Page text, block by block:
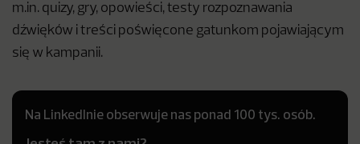
m.in. quizy, gry, opowieści, testy rozpoznawania
dźwięków i treści poświęcone gatunkom pojawiającym
się w kampanii.
Na LinkedInie obserwuje nas ponad 100 tys. osób.